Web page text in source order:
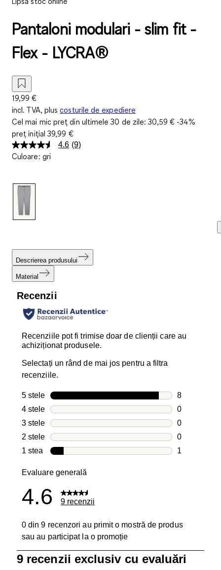
Pantaloni modulari - slim fit -
Flex - LYCRA®
19,99 €
incl. TVA, plus costurile de expediere
Cel mai mic preț din ultimele 30 de zile:30,59 €-34%
preț inițial39,99 €
4.6 Citiți
(9)
Culoare: gri
Descrierea produsului
Material
Recenzii
Recenziile pot fi trimise doar de clienții care au
achiziționat produsele.
Selectați un rând de mai jos pentru a filtra
recenziile.
5 stele stele
8
8 recenzii
4 stele stele
0
0 recenzii
3 stele stele
0
0 recenzii
2 stele stele
0
0 recenzii
1 stea stele
1
Evaluare generală
4.6 9 recenzii
0 din 9 recenzori au primit o mostră de produs
sau au participat la o promoție
9 recenzii exclusiv cu evaluări